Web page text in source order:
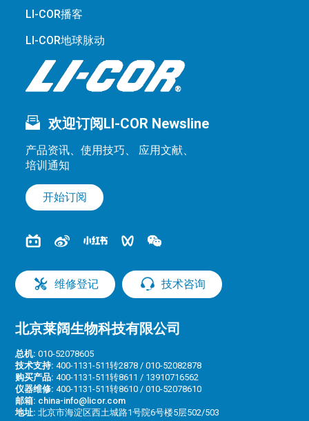
欢迎订阅LI-COR Newsline
产品资讯、使用技巧、 应用文献、
培训通知
开始订阅
LI-COR播客
LI-COR地球脉动
维修登记 技术咨询
北京莱阔生物科技有限公司
总机: 010-52078605
技术支持: 400-1131-511转2878 / 010-52082878
购买产品: 400-1131-511转8611 / 13910716562
仪器维修: 400-1131-511转8610 / 010-52078610
邮箱: china-info@licor.com
地址: 北京市海淀区西土城路1号院6号楼5层502/503